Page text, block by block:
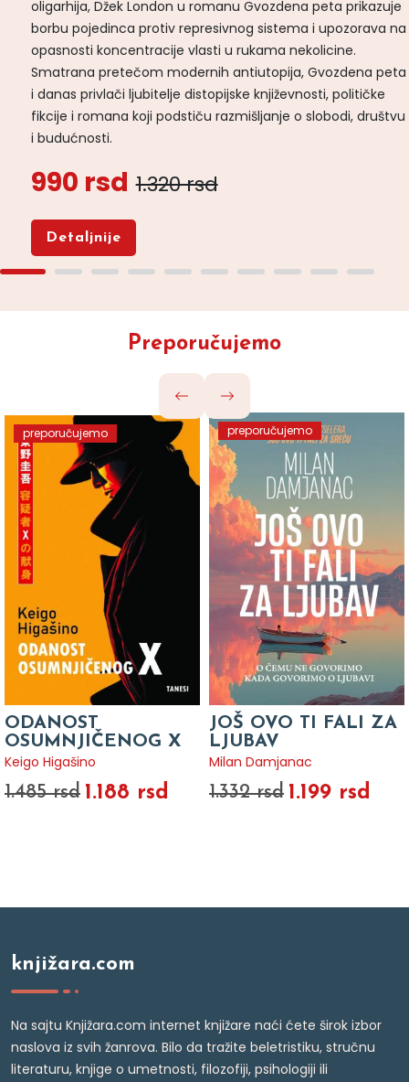
oligarhija, Džek London u romanu Gvozdena peta prikazuje
borbu pojedinca protiv represivnog sistema i upozorava na
opasnosti koncentracije vlasti u rukama nekolicine.
Smatrana pretečom modernih antiutopija, Gvozdena peta
i danas privlači ljubitelje distopijske književnosti, političke
fikcije i romana koji podstiču razmišljanje o slobodi, društvu
i budućnosti.
990 rsd 1.320 rsd
Detaljnije
Preporučujemo
preporučujemo
ODANOST
OSUMNJIČENOG X
Keigo Higašino
1.485 rsd 1.188 rsd
preporučujemo
JOŠ OVO TI FALI ZA
LJUBAV
Milan Damjanac
1.332 rsd 1.199 rsd
knjižara.com
Na sajtu Knjižara.com internet knjižare naći ćete širok izbor
naslova iz svih žanrova. Bilo da tražite beletristiku, stručnu
literaturu, knjige o umetnosti, filozofiji, psihologiji ili